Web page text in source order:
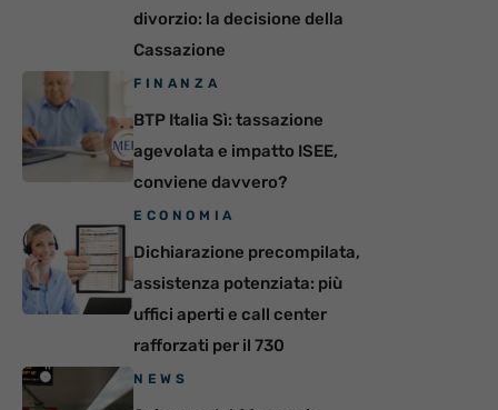
divorzio: la decisione della
Cassazione
FINANZA
BTP Italia Sì: tassazione
agevolata e impatto ISEE,
conviene davvero?
ECONOMIA
Dichiarazione precompilata,
assistenza potenziata: più
uffici aperti e call center
rafforzati per il 730
NEWS